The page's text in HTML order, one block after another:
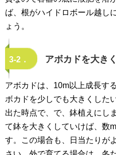
ば、根がハイドロボール越し
ょう。
3-2． アボカドを大き
アボカドは、10m以上成長す
ボカドを少しでも大きくした
出た時点で、で、鉢植えにし
て鉢を大きくしていけば、数
す。この場合も、日当たりが